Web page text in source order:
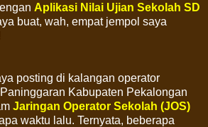
Aplikasi Nilai Ujian Sekolah SD
buat, wah, empat jempol saya
posting di kalangan operator
Kabupaten Pekalongan
Jaringan Operator Sekolah (JOS)
waktu lalu. Ternyata, beberapa